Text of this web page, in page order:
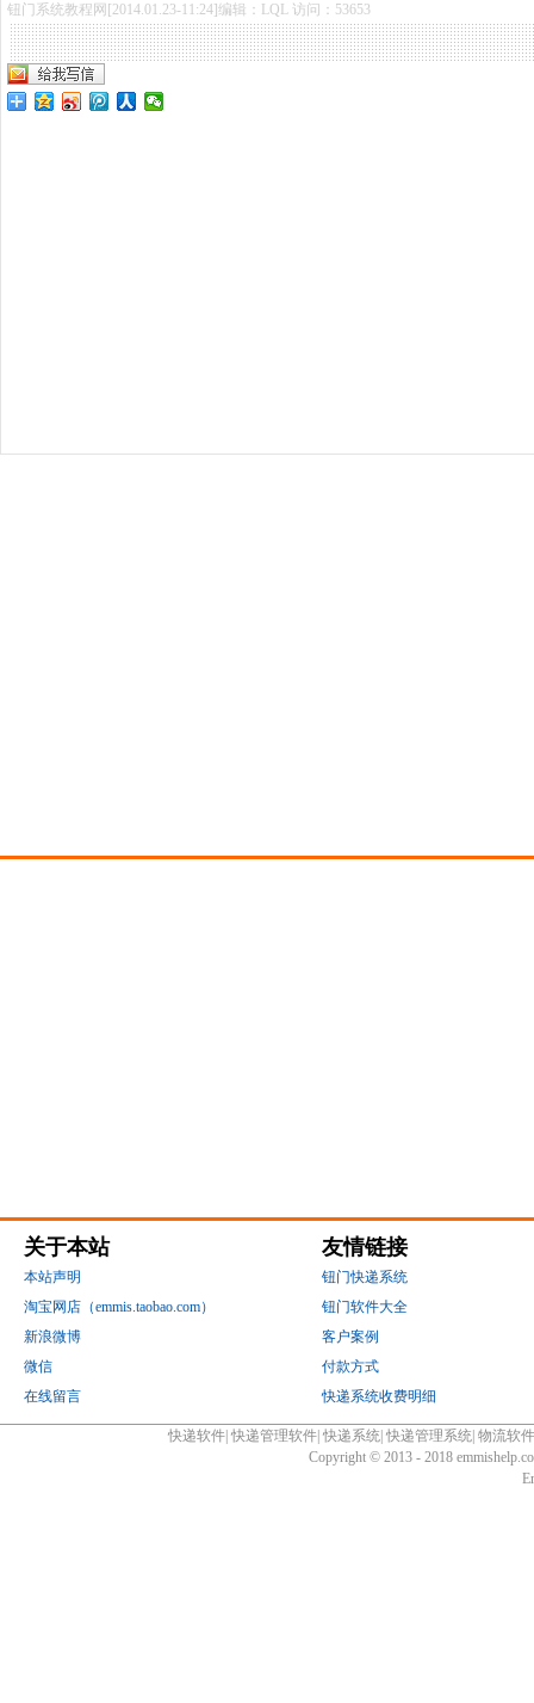
钮门系统教程网[2014.01.23-11:24]编辑：LQL 访问：53653
关于本站
本站声明
淘宝网店（emmis.taobao.com）
新浪微博
微信
在线留言
友情链接
钮门快递系统
钮门软件大全
客户案例
付款方式
快递系统收费明细
快递软件 快递管理软件 快递系统 快递管理系统 物流软件
Copyright © 2013 - 2018